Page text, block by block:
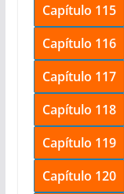
Capítulo 115
Capítulo 116
Capítulo 117
Capítulo 118
Capítulo 119
Capítulo 120